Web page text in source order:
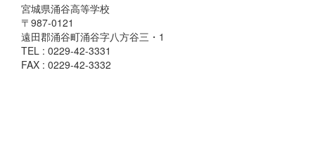
宮城県涌谷高等学校
〒987-0121
遠田郡涌谷町涌谷字八方谷三・1
TEL : 0229-42-3331
FAX : 0229-42-3332